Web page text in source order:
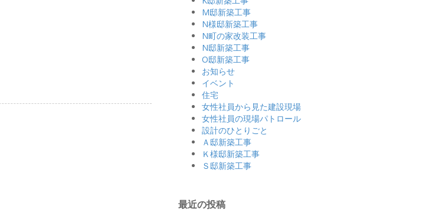
M邸新築工事
N様邸新築工事
N町の家改装工事
N邸新築工事
O邸新築工事
お知らせ
イベント
住宅
女性社員から見た建設現場
女性社員の現場パトロール
設計のひとりごと
Ａ邸新築工事
Ｋ様邸新築工事
Ｓ邸新築工事
最近の投稿